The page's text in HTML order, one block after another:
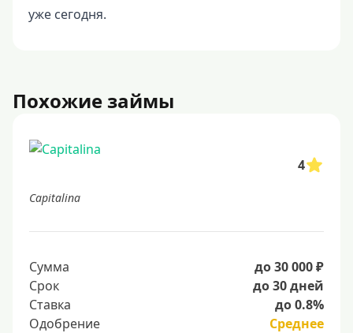
уже сегодня.
Похожие займы
4
Capitalina
Сумма
до 30 000 ₽
Срок
до 30 дней
Ставка
до 0.8%
Одобрение
Среднее